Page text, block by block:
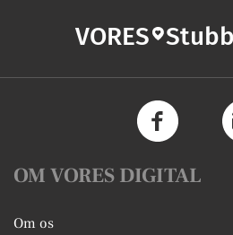
VORES
OM VORES DIGITAL
Om os